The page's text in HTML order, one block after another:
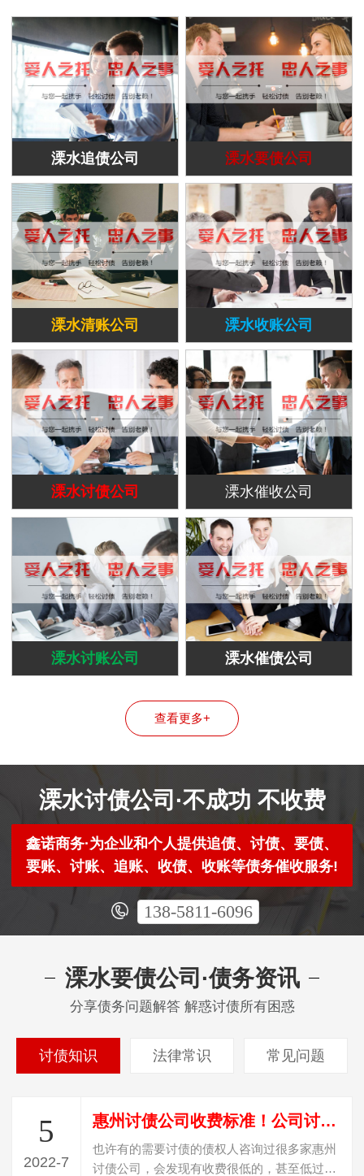
溧水追债公司 溧水要债公司
溧水清账公司 溧水收账公司
溧水讨债公司 溧水催收公司
溧水讨账公司 溧水催债公司
查看更多+
溧水讨债公司·不成功 不收费
鑫诺商务·为企业和个人提供追债、讨债、要债、
要账、讨账、追账、收债、收账等债务催收服务!
138-5811-6096
溧水要债公司·债务资讯
分享债务问题解答 解惑讨债所有困惑
讨债知识 法律常识 常见问题
5
2022-7
惠州讨债公司收费标准！公司讨债是怎么收费？
也许有的需要讨债的债权人咨询过很多家惠州
讨债公司，会发现有收费很低的，甚至低过